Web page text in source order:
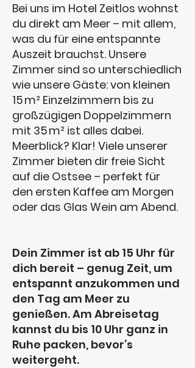
Bei uns im Hotel Zeitlos wohnst
du direkt am Meer – mit allem,
was du für eine entspannte
Auszeit brauchst. Unsere
Zimmer sind so unterschiedlich
wie unsere Gäste: von kleinen
15 m² Einzelzimmern bis zu
großzügigen Doppelzimmern
mit 35 m² ist alles dabei.
Meerblick? Klar! Viele unserer
Zimmer bieten dir freie Sicht
auf die Ostsee – perfekt für
den ersten Kaffee am Morgen
oder das Glas Wein am Abend.
Dein Zimmer ist ab 15 Uhr für
dich bereit – genug Zeit, um
entspannt anzukommen und
den Tag am Meer zu
genießen. Am Abreisetag
kannst du bis 10 Uhr ganz in
Ruhe packen, bevor’s
weitergeht.